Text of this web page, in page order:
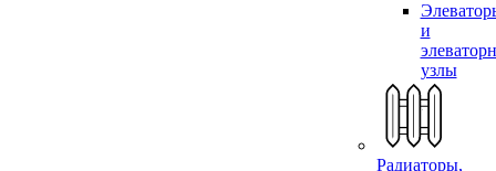
и
узлы
Радиаторы,